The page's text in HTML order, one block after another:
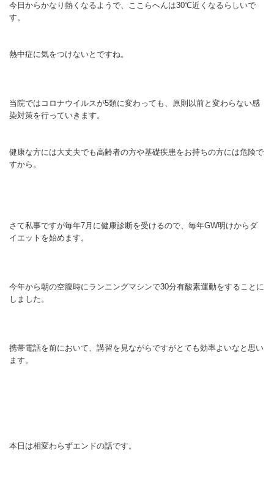
今日からかなり熱くなるようで、ここらへんは30℃近くなるらしいで
す。
熱中症に気をつけないとですね。
当院ではコロナウイルスが5類に変わっても、原則以前と変わらない感
染対策を行っていきます。
健康な方には大丈夫でも高齢者の方や基礎疾患をお持ちの方には危険で
すから。
さて私事ですが毎年7月に健康診断を受けるので、毎年GW明けからダ
イエットを始めます。
今年から朝の空腹時にランニングマシンで30分有酸素運動をすることに
しました。
携帯電話を前において、講習を見ながらですがとても効率よいなと思い
ます。
本日は相変わらずエンドの話です。